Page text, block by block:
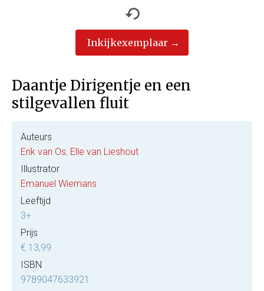
Inkijkexemplaar
Daantje Dirigentje en een
stilgevallen fluit
Auteurs
Erik van Os, Elle van Lieshout
Illustrator
Emanuel Wiemans
Leeftijd
3+
Prijs
€ 13,99
ISBN
9789047633921